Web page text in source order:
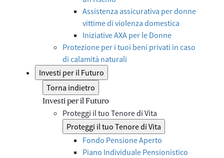
Assistenza assicurativa per donne
vittime di violenza domestica
Iniziative AXA per le Donne
Protezione per i tuoi beni privati in caso
di calamità naturali
Investi per il Futuro
Torna indietro
Investi per il Futuro
Proteggi il tuo Tenore di Vita
Proteggi il tuo Tenore di Vita
Fondo Pensione Aperto
Piano Individuale Pensionistico